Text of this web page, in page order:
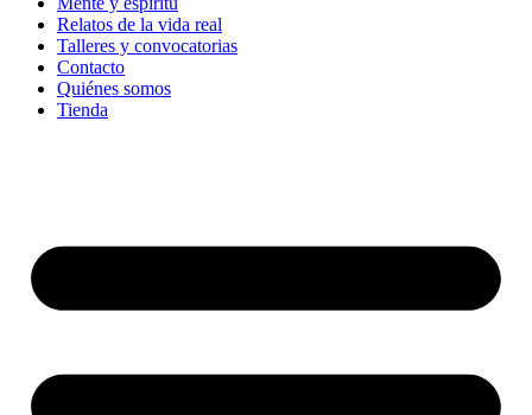
Relatos de la vida real
Talleres y convocatorias
Contacto
Quiénes somos
Tienda